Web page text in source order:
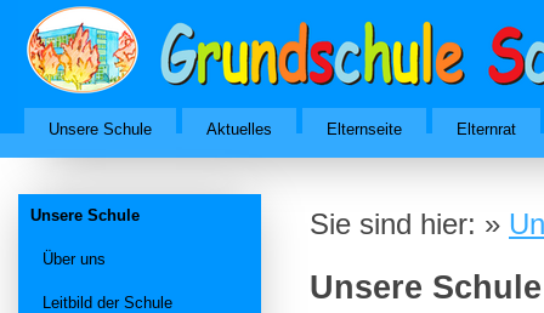
Unsere Schule Aktuelles Elternseite Elternrat
Unsere Schule
Über uns
Leitbild der Schule
Sie sind hier: »
Unsere Schule